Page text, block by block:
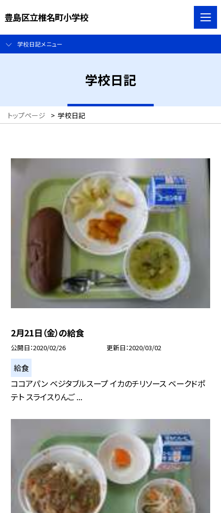
豊島区立椎名町小学校
学校日記メニュー
学校日記
トップページ > 学校日記
2月21日（金）の給食
公開日 2020/02/26 更新日 2020/03/02
給食
ココアパン ベジタブルスープ イカのチリソース ベークドポ
テト スライスりんご ...